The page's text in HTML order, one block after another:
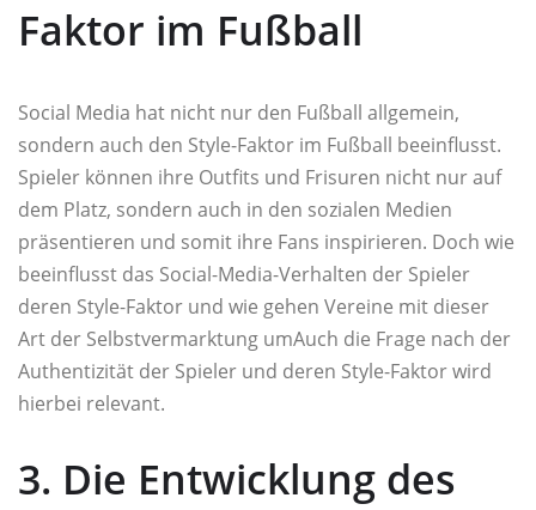
Faktor im Fußball
Social Media hat nicht nur den Fußball allgemein,
sondern auch den Style-Faktor im Fußball beeinflusst.
Spieler können ihre Outfits und Frisuren nicht nur auf
dem Platz, sondern auch in den sozialen Medien
präsentieren und somit ihre Fans inspirieren. Doch wie
beeinflusst das Social-Media-Verhalten der Spieler
deren Style-Faktor und wie gehen Vereine mit dieser
Art der Selbstvermarktung umAuch die Frage nach der
Authentizität der Spieler und deren Style-Faktor wird
hierbei relevant.
3. Die Entwicklung des